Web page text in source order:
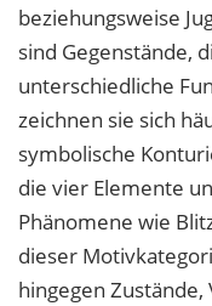
beziehungsweise
sind Gegenstände,
unterschiedliche
zeichnen sie sich
symbolische
die vier Elemente
Phänomene wie
dieser
hingegen Zustände,